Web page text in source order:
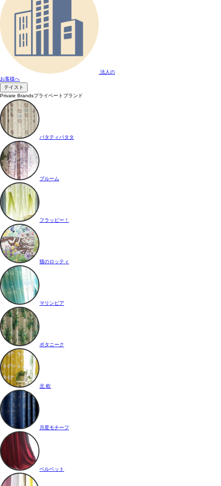
法人の
お客様へ
テイスト
Private Brandsプライベートブランド
パタティパタタ
ブルーム
フラッピー！
猫のロッティ
マリンピア
ボタニーク
北 欧
月星モチーフ
ベルベット